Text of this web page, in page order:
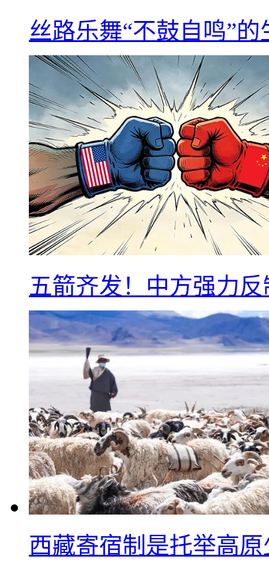
丝路乐舞“不鼓自鸣”
五箭齐发！中方强力
西藏寄宿制是托举高